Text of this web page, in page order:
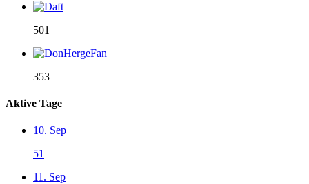
501
353
Aktive Tage
10. Sep
51
11. Sep